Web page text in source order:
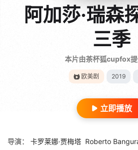
阿加莎·瑞森
三季
本片由茶杯狐cupfox
欧美剧 2019
立即播放
导演： 卡罗莱娜·贾梅塔 Roberto